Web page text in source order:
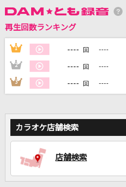
自宅でカラオケ歌
家族や友達と一緒に！
再生回数ランキング
1 ---- 回 ----
2 ---- 回 ----
3 ---- 回 ----
カラオケ店舗検索
店舗検索